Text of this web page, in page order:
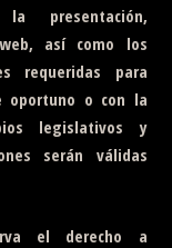
presentación,
así como los
requeridas para
oportuno o con la
legislativos y
serán válidas
el derecho a